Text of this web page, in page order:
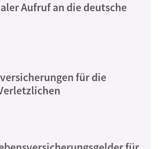
Aufruf an die deutsche
für die